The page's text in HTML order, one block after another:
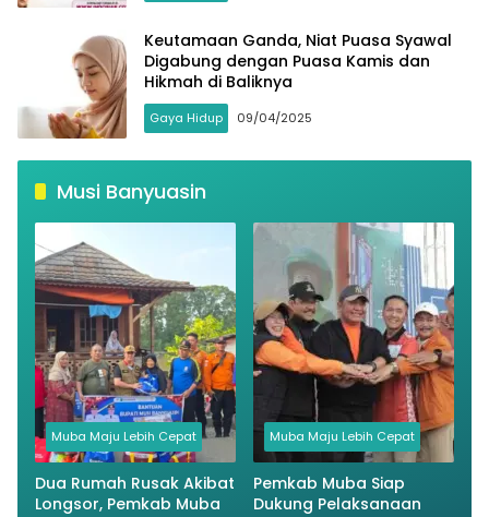
Keutamaan Ganda, Niat Puasa Syawal
Digabung dengan Puasa Kamis dan
Hikmah di Baliknya
Gaya Hidup 09/04/2025
Musi Banyuasin
Muba Maju Lebih Cepat
Dua Rumah Rusak Akibat
Longsor, Pemkab Muba
Muba Maju Lebih Cepat
Pemkab Muba Siap
Dukung Pelaksanaan